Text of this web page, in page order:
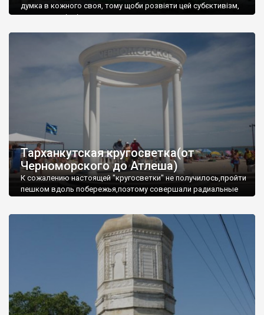
думка в кожного своя, тому щоби розвіяти цей субєктивізм,
запрошую відвідати це
Тарханкутская кругосветка(от
Черноморского до Атлеша)
К сожалению настоящей "кругосветки" не получилось,пройти
пешком вдоль побережья,поэтому совершали радиальные